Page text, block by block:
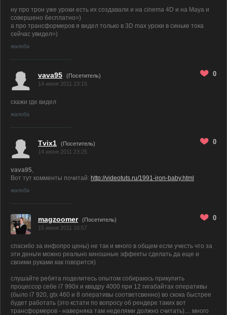
ну про трон уже уроки есть их создавали и на cinema 4D и на Maya и
совершено бесплатно=)
а про трансформеров я видел только в 3D max уроки в синьке тока
сейчас увидел=)
жалоба
vava95
(Посетитель)
14 июня 2011 23:15
0
скажи где видел
жалоба
Tvix1
(Посетитель)
14 июня 2011 23:25
0
vava95,
Вот тут комменты почитай: http://videotuts.ru/1991-iron-baby.html
жалоба
magzoomer
(Посетитель)
15 июня 2011 16:57
0
спасибо за инфопро цены) не так и много в общем если учесть что за
эти деньги можно реально киношные эффекты сделать да еще и
своими руками как говорится)
слушайте ребята поделитесь опытом собираюсь прикупить
процессор себе i7 990x и квадру 4000 при 12 гигабайтах оперативы
(было i7 920, gtx 460 и 8 оперативы соответсвенно) во скока быстрее
будет работать (это кстати по вопросу об рендере таких вот
трансформеров - наверняка там неделями должно считать).... много